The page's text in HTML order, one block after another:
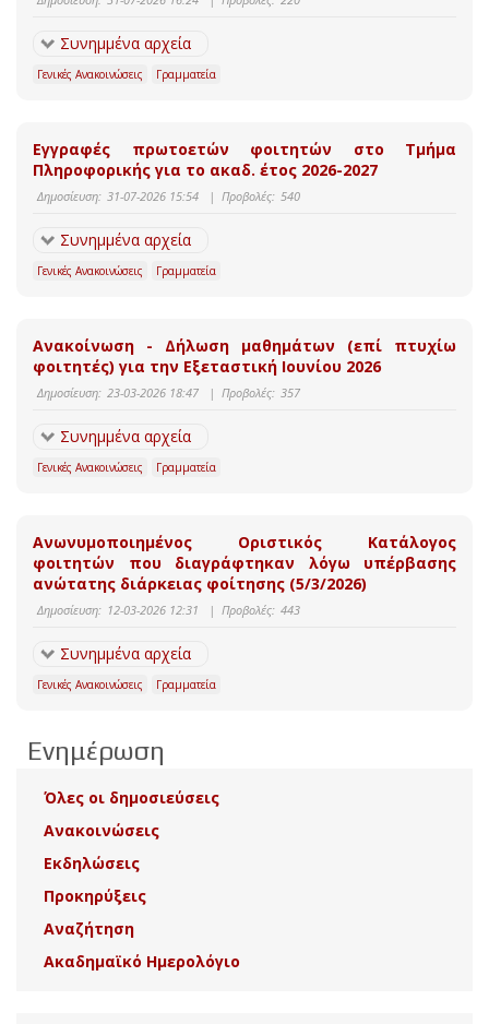
Συνημμένα αρχεία
Γενικές Ανακοινώσεις Γραμματεία
Εγγραφές πρωτοετών φοιτητών στο Τμήμα
Πληροφορικής για το ακαδ. έτος 2026-2027
Δημοσίευση: 31-07-2026 15:54 | Προβολές: 540
Συνημμένα αρχεία
Γενικές Ανακοινώσεις Γραμματεία
Ανακοίνωση - Δήλωση μαθημάτων (επί πτυχίω
φοιτητές) για την Εξεταστική Ιουνίου 2026
Δημοσίευση: 23-03-2026 18:47 | Προβολές: 357
Συνημμένα αρχεία
Γενικές Ανακοινώσεις Γραμματεία
Ανωνυμοποιημένος Οριστικός Κατάλογος
φοιτητών που διαγράφτηκαν λόγω υπέρβασης
ανώτατης διάρκειας φοίτησης (5/3/2026)
Δημοσίευση: 12-03-2026 12:31 | Προβολές: 443
Συνημμένα αρχεία
Γενικές Ανακοινώσεις Γραμματεία
Ενημέρωση
Όλες οι δημοσιεύσεις
Ανακοινώσεις
Εκδηλώσεις
Προκηρύξεις
Αναζήτηση
Ακαδημαϊκό Ημερολόγιο